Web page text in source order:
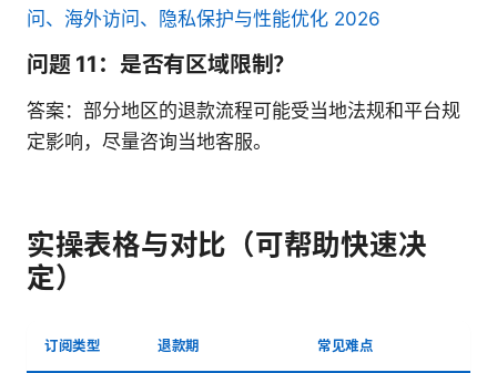
问、海外访问、隐私保护与性能优化 2026
问题 11：是否有区域限制？
答案：部分地区的退款流程可能受当地法规和平台规
定影响，尽量咨询当地客服。
实操表格与对比（可帮助快速决
定）
订阅类型 退款期 常见难点